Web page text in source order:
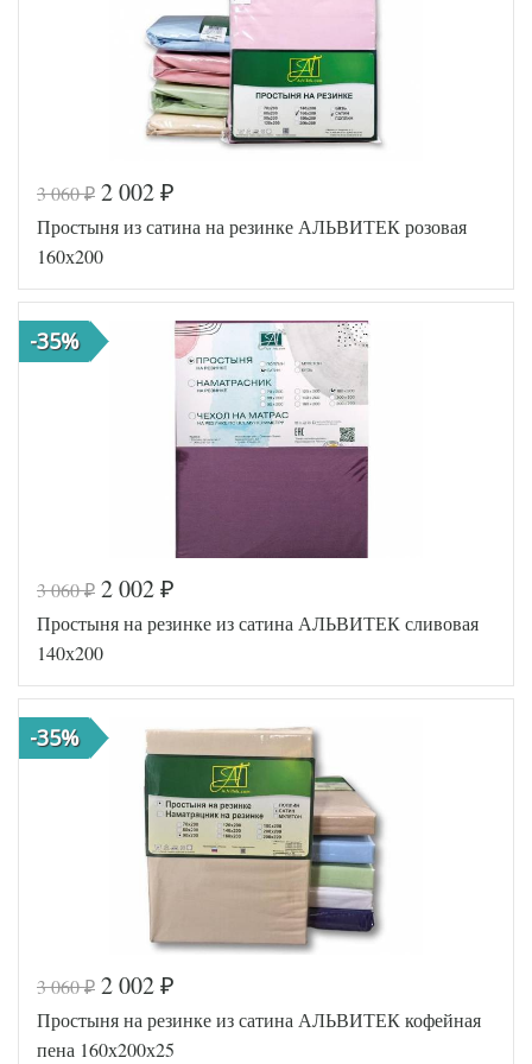
Код товара
516-651
Артикул
AL460704
Ткань
Размер
простыни
160х200
(на
резинке)
Производитель
АльВиТек
(Россия)
Код товара
516-586
Артикул
AL460704
Ткань
Размер
простыни
160х200
резинке)
Производитель
АльВиТек
(Россия)
3 060₽ 2 002 ₽
Простыня из сатина на резинке АЛЬВИТЕК розовая
160х200
-35%
Код товара
576-631
Артикул
AL200092
5641140
3 060₽ 2 002 ₽
Простыня на резинке из сатина АЛЬВИТЕК сливовая
140х200
-35%
3 060₽ 2 002 ₽
Простыня на резинке из сатина АЛЬВИТЕК кофейная
пена 160х200х25